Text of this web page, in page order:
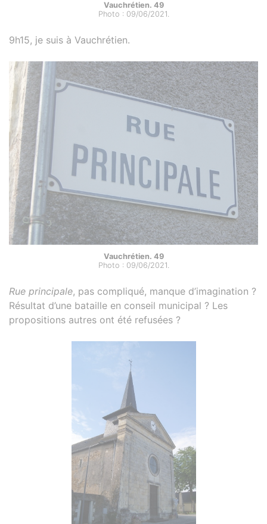
Vauchrétien. 49
Photo : 09/06/2021.
9h15, je suis à Vauchrétien.
Vauchrétien. 49
Photo : 09/06/2021.
Rue principale, pas compliqué, manque d’imagination ?
Résultat d’une bataille en conseil municipal ? Les
propositions autres ont été refusées ?